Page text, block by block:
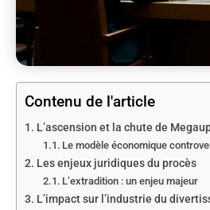
Contenu de l'article
L’ascension et la chute de
Le modèle économique
Les enjeux juridiques du procès
L’extradition : un enjeu majeur
L’impact sur l’industrie du